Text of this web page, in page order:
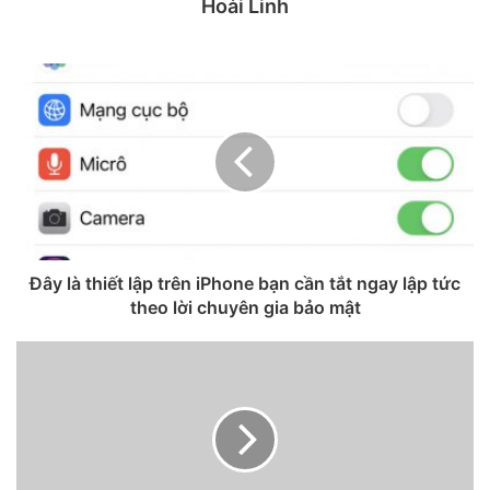
tay và máy tính để bàn mới.
iPhone 12 Pro, iPhone SE 2020, iPhone 12 và iPhone 12
Hoài Linh
Đây là thiết lập trên iPhone bạn cần tắt ngay lập tức
theo lời chuyên gia bảo mật